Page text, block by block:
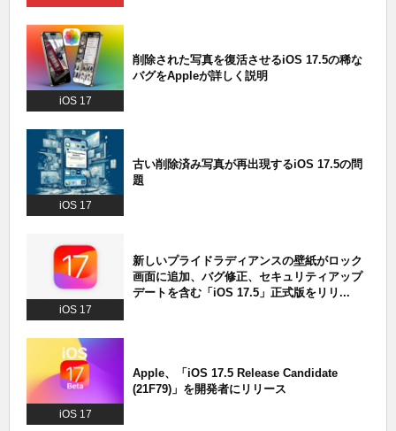
iOS 17
削除された写真を復活させるiOS 17.5の稀な
バグをAppleが詳しく説明
iOS 17
古い削除済み写真が再出現するiOS 17.5の問
題
iOS 17
新しいプライドラディアンスの壁紙がロック
画面に追加、バグ修正、セキュリティアップ
デートを含む「iOS 17.5」正式版をリリ...
iOS 17
Apple、「iOS 17.5 Release Candidate
(21F79)」を開発者にリリース